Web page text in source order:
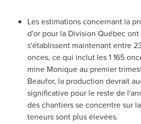
Les estimations concernant la
d'or pour la Division Québec
s'établissent maintenant entre
onces, ce qui inclut les 1 165
mine Monique au premier
Beaufor, la production devrait
significative pour le reste de
des chantiers se concentre sur
teneurs sont plus élevées.